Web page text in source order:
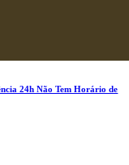
24h Não Tem Horário de